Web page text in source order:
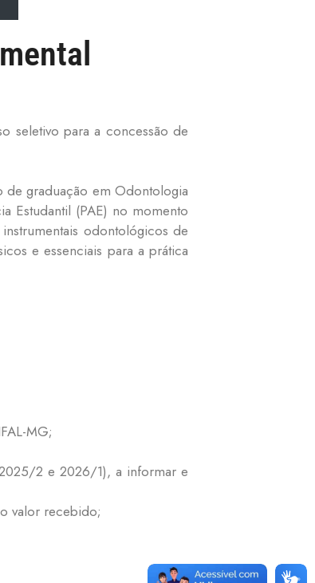
seletivo para a concessão de
de graduação em Odontologia
Estudantil (PAE) no momento
odontológicos de
e essenciais para a prática
MG;
2 e 2026/1), a informar e
valor recebido;